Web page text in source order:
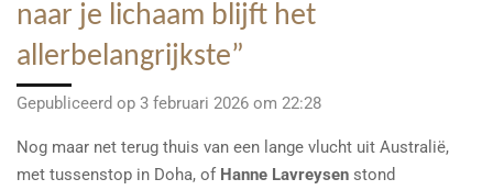
naar je lichaam blijft het
allerbelangrijkste”
Gepubliceerd op 3 februari 2026 om 22:28
Nog maar net terug thuis van een lange vlucht uit Australië,
met tussenstop in Doha, of Hanne Lavreysen stond